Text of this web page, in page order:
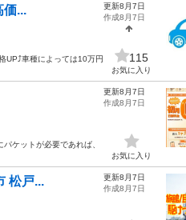
価...
UP⤴️車種によっては10万円
更新8月7日
作成8月7日
115
お気に入り
ケットが必要であれば、
更新8月7日
作成8月7日
お気に入り
松戸...
更新8月7日
作成8月7日